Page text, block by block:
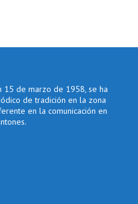
15 de marzo de 1958, se ha
de tradición en la zona
en la comunicación en